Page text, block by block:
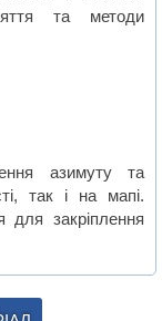
та методи
азимуту та
так і на мапі.
для закріплення